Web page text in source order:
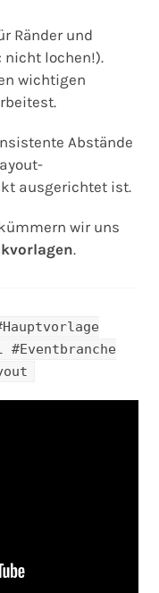
Ränder und
nicht lochen!).
wichtigen
Abstände
ausgerichtet ist.
wir uns
.